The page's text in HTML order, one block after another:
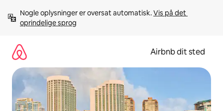
videre
Nogle oplysninger er oversat automatisk. Vis på det
oprindelige sprog
Airbnb dit sted